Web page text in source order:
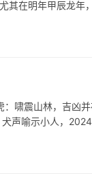
其在明年甲辰龙年
：啸震山林，吉凶
声喻示小人，